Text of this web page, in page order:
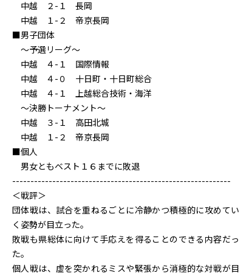
中越 ２-１ 長岡
中越 １-２ 帝京長岡
■男子団体
～予選リーグ～
中越 ４-１ 国際情報
中越 ４-０ 十日町・十日町総合
中越 ４-１ 上越総合技術・海洋
～決勝トーナメント～
中越 ３-１ 高田北城
中越 １-２ 帝京長岡
■個人
男女ともベスト１６までに敗退
------------------------------------------------------------
＜戦評＞
団体戦は、試合を重ねるごとに冷静かつ積極的に攻めてい
く姿勢が目立った。
敗戦も県総体に向けて手応えを得ることのできる内容だっ
た。
個人戦は、虚を突かれるミスや緊張から消極的な対戦が目